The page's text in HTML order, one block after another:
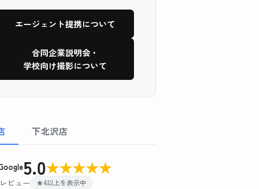
エージェント提携について
合同企業説明会・
学校向け撮影について
下北沢店
5.0★★★★★
ビュー ★4以上を表示中